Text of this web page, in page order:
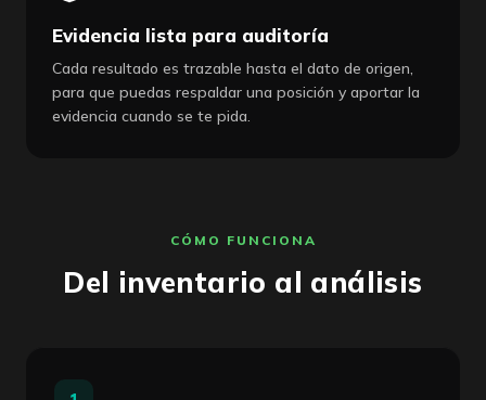
Evidencia lista para auditoría
Cada resultado es trazable hasta el dato de origen,
para que puedas respaldar una posición y aportar la
evidencia cuando se te pida.
CÓMO FUNCIONA
Del inventario al análisis